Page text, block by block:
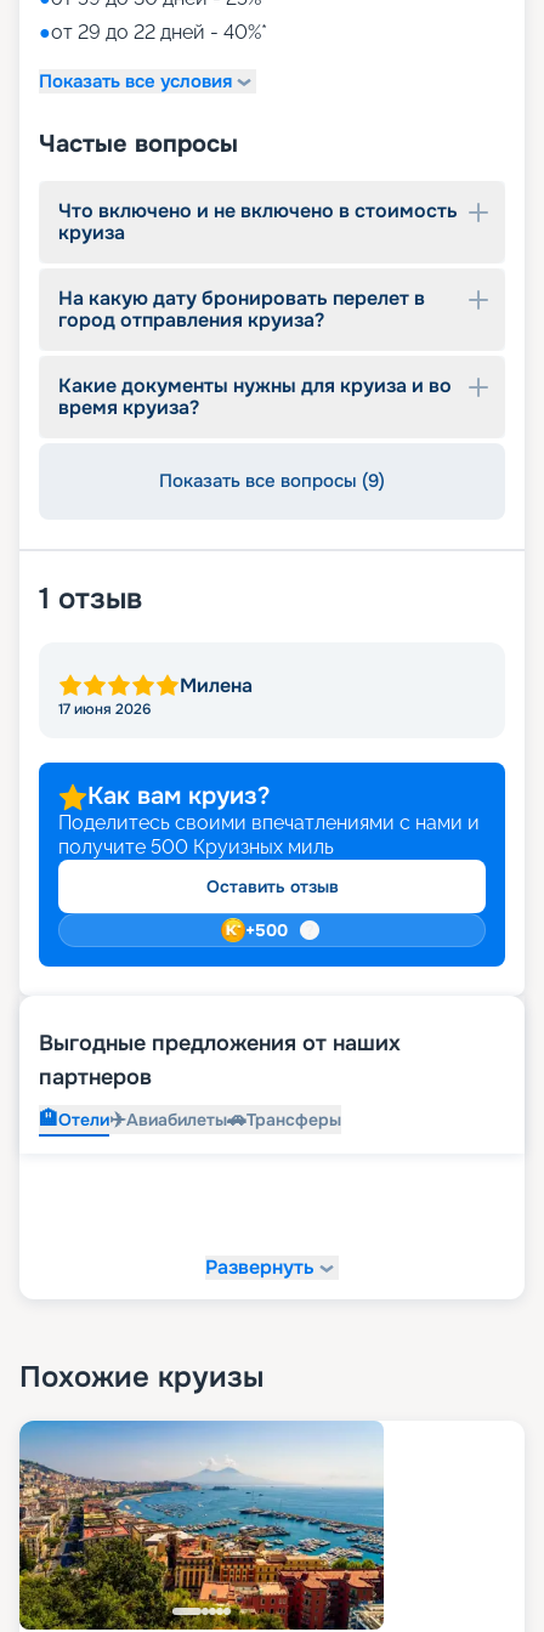
●от 29 до 22 дней - 40%*
Показать все условия
Частые вопросы
Что включено и не включено в стоимость
круиза
На какую дату бронировать перелет в
город отправления круиза?
Какие документы нужны для круиза и во
время круиза?
Показать все вопросы (9)
1 отзыв
Милена
17 июня 2026
Как вам круиз?
Поделитесь своими впечатлениями с нами и
получите 500 Круизных миль
Оставить отзыв
+500
Выгодные предложения от наших
партнеров
🏨Отели✈️Авиабилеты🚗Трансферы
Развернуть
Похожие круизы